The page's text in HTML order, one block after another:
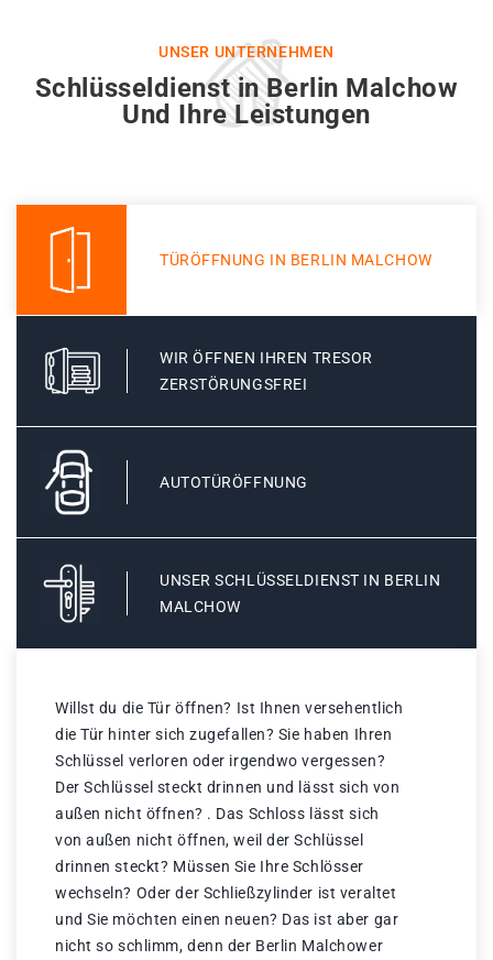
UNSER UNTERNEHMEN
Schlüsseldienst in Berlin Malchow
Und Ihre Leistungen
TÜRÖFFNUNG IN BERLIN MALCHOW
WIR ÖFFNEN IHREN TRESOR
ZERSTÖRUNGSFREI
AUTOTÜRÖFFNUNG
UNSER SCHLÜSSELDIENST IN BERLIN
MALCHOW
Willst du die Tür öffnen? Ist Ihnen versehentlich
die Tür hinter sich zugefallen? Sie haben Ihren
Schlüssel verloren oder irgendwo vergessen?
Der Schlüssel steckt drinnen und lässt sich von
außen nicht öffnen? . Das Schloss lässt sich
von außen nicht öffnen, weil der Schlüssel
drinnen steckt? Müssen Sie Ihre Schlösser
wechseln? Oder der Schließzylinder ist veraltet
und Sie möchten einen neuen? Das ist aber gar
nicht so schlimm, denn der Berlin Malchower